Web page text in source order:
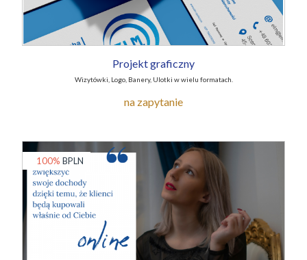
Projekt graficzny
Wizytówki, Logo, Banery, Ulotki w wielu formatach.
na zapytanie
100% BPLN